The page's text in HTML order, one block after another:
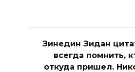
Зинедин Зидан
всегда помнить,
откуда пришел.